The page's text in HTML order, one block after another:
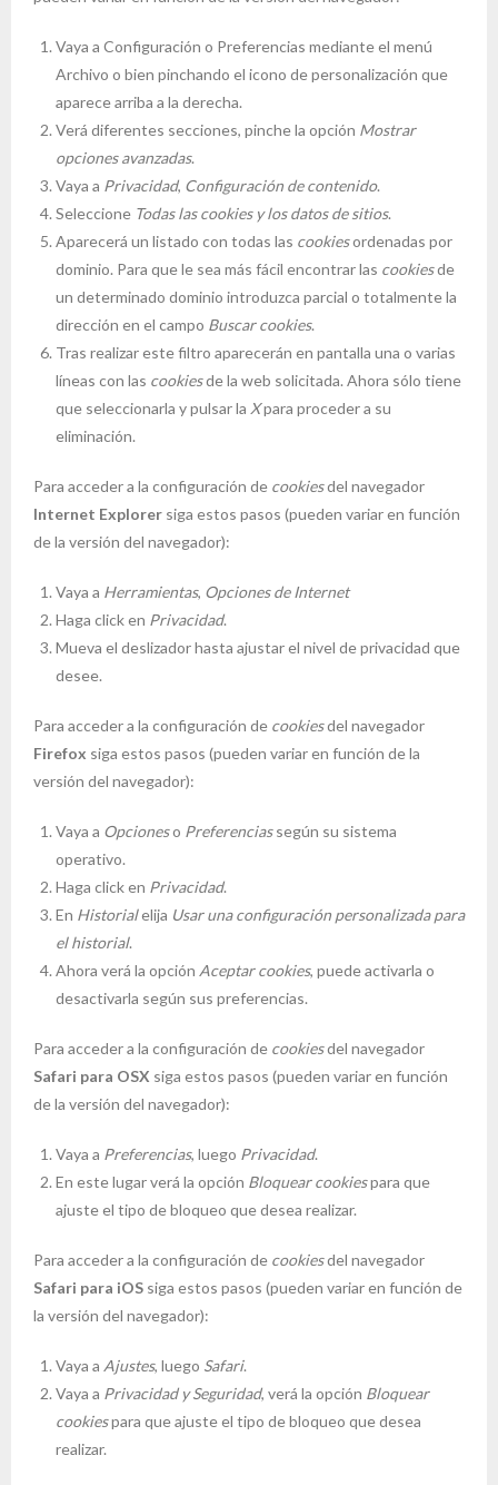
Vaya a Configuración o Preferencias mediante el menú
Archivo o bien pinchando el icono de personalización que
aparece arriba a la derecha.
Verá diferentes secciones, pinche la opción Mostrar
opciones avanzadas.
Vaya a Privacidad, Configuración de contenido.
Seleccione Todas lascookiesy los datos de sitios.
Aparecerá un listado con todas las cookiesordenadas por
dominio. Para que le sea más fácil encontrar las cookiesde
un determinado dominio introduzca parcial o totalmente la
dirección en el campo Buscar cookies.
Tras realizar este filtro aparecerán en pantalla una o varias
líneas con las cookiesde la web solicitada. Ahora sólo tiene
que seleccionarla y pulsar la Xpara proceder a su
eliminación.
Para acceder a la configuración de cookiesdel navegador
Internet Explorer siga estos pasos (pueden variar en función
de la versión del navegador):
Vaya a Herramientas, Opciones de Internet
Haga click en Privacidad.
Mueva el deslizador hasta ajustar el nivel de privacidad que
desee.
Para acceder a la configuración de cookiesdel navegador
Firefox siga estos pasos (pueden variar en función de la
versión del navegador):
Vaya a Opcioneso Preferenciassegún su sistema
operativo.
Haga click en Privacidad.
En Historialelija Usar una configuración personalizada para
el historial.
Ahora verá la opción Aceptar cookies, puede activarla o
desactivarla según sus preferencias.
Para acceder a la configuración de cookiesdel navegador
Safari para OSX siga estos pasos (pueden variar en función
de la versión del navegador):
Vaya a Preferencias, luego Privacidad.
En este lugar verá la opción Bloquear cookiespara que
ajuste el tipo de bloqueo que desea realizar.
Para acceder a la configuración de cookiesdel navegador
Safari para iOS siga estos pasos (pueden variar en función de
la versión del navegador):
Vaya a Ajustes, luego Safari.
Vaya a Privacidad y Seguridad, verá la opción Bloquear
cookiespara que ajuste el tipo de bloqueo que desea
realizar.